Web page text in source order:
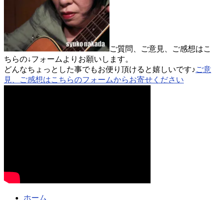
ご質問、ご意見、ご感想はこ
ちらの↓フォームよりお願いします。
どんなちょっとした事でもお便り頂けると嬉しいです♪ご意
見、ご感想はこちらのフォームからお寄せください
ホーム